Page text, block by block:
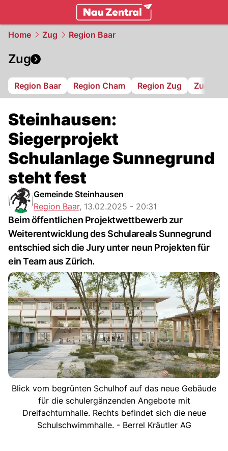
Home Zug Region Baar
Zug
Region Baar Region Cham Region Zug Zug 94
Steinhausen:
Siegerprojekt
Schulanlage Sunnegrund
steht fest
Gemeinde Steinhausen
Region Baar, 13.02.2025 - 20:31
Beim öffentlichen Projektwettbewerb zur
Weiterentwicklung des Schulareals Sunnegrund
entschied sich die Jury unter neun Projekten für
ein Team aus Zürich.
Blick vom begrünten Schulhof auf das neue Gebäude
für die schulergänzenden Angebote mit
Dreifachturnhalle. Rechts befindet sich die neue
Schulschwimmhalle. - Berrel Kräutler AG